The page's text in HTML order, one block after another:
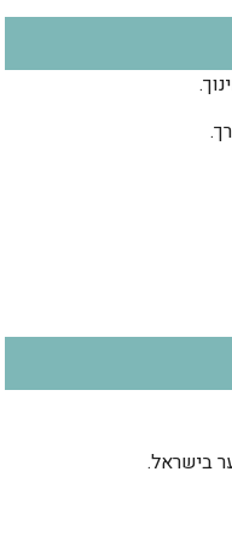
בישראל.